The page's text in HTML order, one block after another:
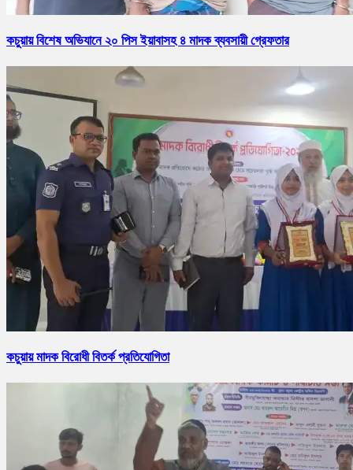
কচুয়ায় বিশেষ অভিযানে ২০ পিস ইয়াবাসহ ৪ মাদক ব্যবসায়ী গ্রেফতার
কচুয়ায় মাদক বিরোধী বিতর্ক প্রতিযোগিতা